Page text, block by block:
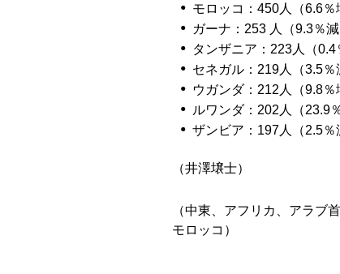
モロッコ：450人（6.6％
ガーナ：253 人（9.3％減
タンザニア：223人（0.4
セネガル：219人（3.5％
ウガンダ：212人（9.8％
ルワンダ：202人（23.9
ザンビア：197人（2.5％
（井澤壌士）
（中東、アフリカ、アラブ
モロッコ）